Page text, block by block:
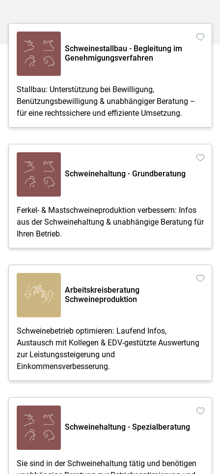
Schweinestallbau - Begleitung im
Genehmigungsverfahren
Stallbau: Unterstützung bei Bewilligung,
Benützungsbewilligung & unabhängiger Beratung –
für eine rechtssichere und effiziente Umsetzung.
Schweinehaltung - Grundberatung
Ferkel- & Mastschweineproduktion verbessern: Infos
aus der Schweinehaltung & unabhängige Beratung für
Ihren Betrieb.
Arbeitskreisberatung
Schweineproduktion
Schweinebetrieb optimieren: Laufend Infos,
Austausch mit Kollegen & EDV-gestützte Auswertung
zur Leistungssteigerung und
Einkommensverbesserung.
Schweinehaltung - Spezialberatung
Sie sind in der Schweinehaltung tätig und benötigen